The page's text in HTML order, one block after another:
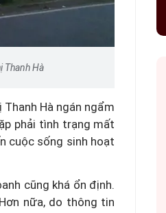
Thanh Hà
Hà ngán ngẩm
phải tình trạng mất
cuộc sống sinh hoạt
cũng khá ổn định.
nữa, do thông tin